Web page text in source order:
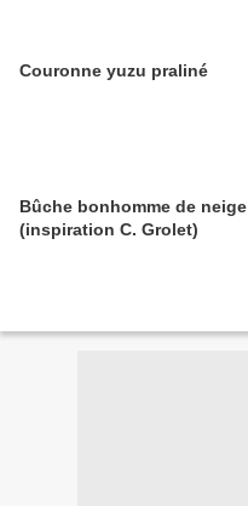
Couronne yuzu praliné
Bûche bonhomme de neige
(inspiration C. Grolet)